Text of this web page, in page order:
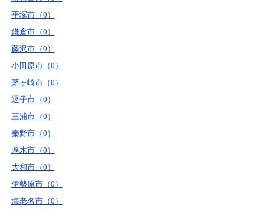
平塚市（0）
鎌倉市（0）
藤沢市（0）
小田原市（0）
茅ヶ崎市（0）
逗子市（0）
三浦市（0）
秦野市（0）
厚木市（0）
大和市（0）
伊勢原市（0）
海老名市（0）